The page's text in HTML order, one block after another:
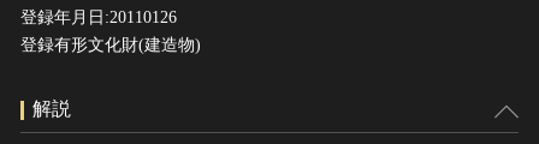
登録年月日:20110126
登録有形文化財(建造物)
解説